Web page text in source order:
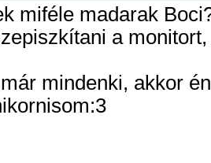
miféle madarak
a
mindenki, akkor